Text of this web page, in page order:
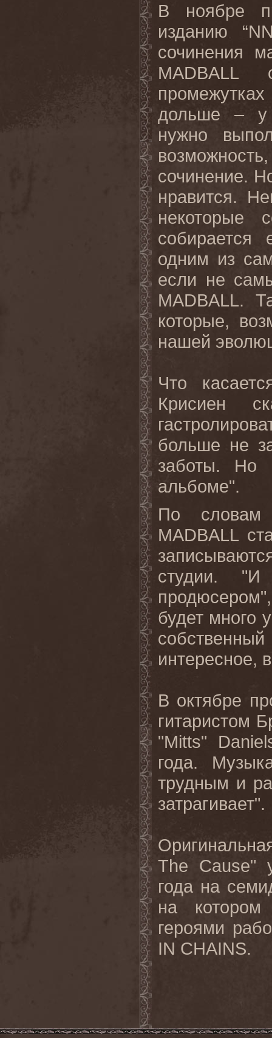
В ноябре
изданию “
сочинения
MADBALL
дольше – у
нужно
сочинение.
нравится.
некоторые
одним из
если не
MADBALL.
которые,
нашей
Что
Крисиен
больше не
заботы. Но
альбоме".
По словам
MADBALL
студии.
будет много
интересное,
В октябре
гитаристом
"Mitts"
года.
трудным и
затрагивает".
The
Cause"
года на
на
героями
IN CHAINS.